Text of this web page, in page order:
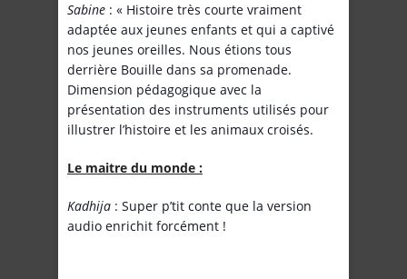
Sabine : « Histoire très courte vraiment
adaptée aux jeunes enfants et qui a captivé
nos jeunes oreilles. Nous étions tous
derrière Bouille dans sa promenade.
Dimension pédagogique avec la
présentation des instruments utilisés pour
illustrer l’histoire et les animaux croisés.
Le maitre du monde :
Kadhija : Super p’tit conte que la version
audio enrichit forcément !